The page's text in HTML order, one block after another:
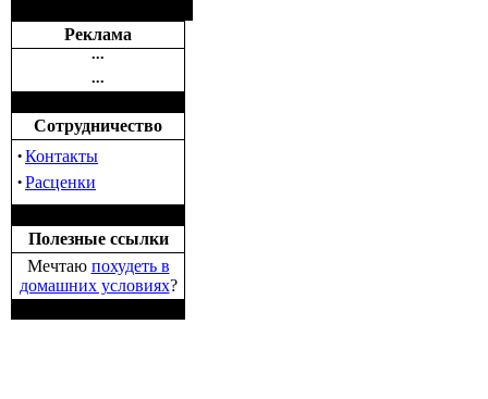
Реклама
•••
•••
Сотрудничество
·Контакты
·Расценки
Полезные ссылки
Мечтаю похудеть в
домашних условиях?